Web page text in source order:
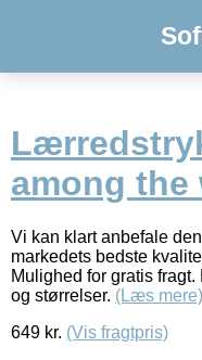
among the
Vi kan klart anbefale
markedets bedste
Mulighed for gratis
og størrelser. (Læs mere)
649 kr. (Vis fragtpris)